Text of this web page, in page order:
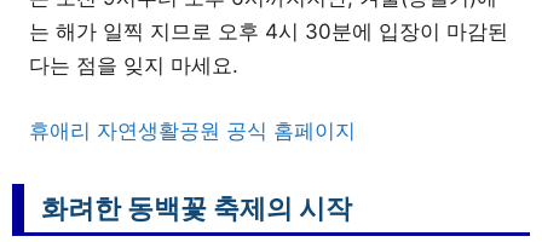
는 해가 일찍 지므로 오후 4시 30분에 입장이 마감된
다는 점을 잊지 마세요.
휴애리 자연생활공원 공식 홈페이지
화려한 동백꽃 축제의 시작